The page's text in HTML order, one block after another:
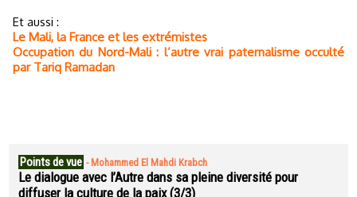
Et aussi :
Le Mali, la France et les extrémistes
Occupation du Nord-Mali : l’autre vrai paternalisme occulté
par Tariq Ramadan
Points de vue - Mohammed El Mahdi Krabch
Le dialogue avec l’Autre dans sa pleine diversité pour
diffuser la culture de la paix (3/3)